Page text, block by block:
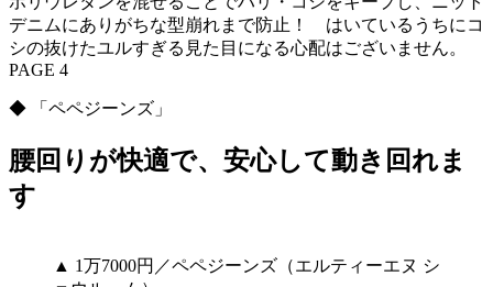
デニムにありがちな型崩れまで防止！ はいているうちにコ
シの抜けたユルすぎる見た目になる心配はございません。
PAGE 4
◆ 「ペペジーンズ」
腰回りが快適で、安心して動き回れま
す
▲ 1万7000円／ペペジーンズ（エルティーエヌ シ